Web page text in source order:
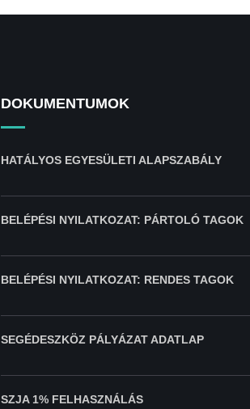
DOKUMENTUMOK
HATÁLYOS EGYESÜLETI ALAPSZABÁLY
BELÉPÉSI NYILATKOZAT: PÁRTOLÓ TAGOK
BELÉPÉSI NYILATKOZAT: RENDES TAGOK
SEGÉDESZKÖZ PÁLYÁZAT ADATLAP
SZJA 1% FELHASZNÁLÁS